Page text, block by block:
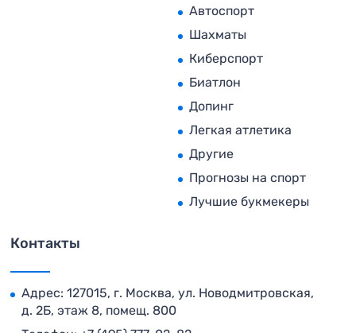
Автоспорт
Шахматы
Киберспорт
Биатлон
Допинг
Легкая атлетика
Другие
Прогнозы на спорт
Лучшие букмекеры
Контакты
Адрес: 127015, г. Москва, ул. Новодмитровская,
д. 2Б, этаж 8, помещ. 800